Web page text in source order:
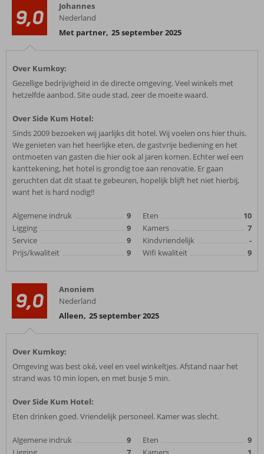
9,0
Johannes
Nederland
Met partner, 25 september 2025
Over Kumkoy:
Gezellige bedrijvigheid in de directe omgeving. Veel winkels met
hetzelfde aanbod. Site oude stad, zeer de moeite waard.
Over Side Kum Hotel:
Sinds 2009 bezoeken wij jaarlijks dit hotel. Wij voelen ons hier thuis.
We genieten van het heerlijke eten, de gastvrije bediening en het
ontmoeten van gasten die hier ook al jaren komen. Echter wel een
kanttekening, het hotel is grondig toe aan renovatie. Er gaan
geruchten dat dit staat te gebeuren, hopelijk blijft het niet hierbij,
want het is hard nodig!!
Algemene indruk
9
Ligging
9
Service
9
Prijs/kwaliteit
9
Eten
10
Kamers
7
Kindvriendelijk
-
Wifi kwaliteit
9
9,0
Anoniem
Nederland
Alleen, 25 september 2025
Over Kumkoy:
Omgeving was best oké, veel en veel winkeltjes. Afstand naar het
strand was 10 min lopen, en met busje 5 min.
Over Side Kum Hotel:
Eten drinken goed. Vriendelijk personeel. Kamer was slecht.
Algemene indruk
9
Eten
9